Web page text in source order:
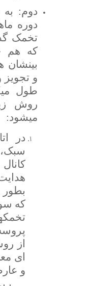
دوم: به
دوره
تخمک
که هم
بینشان
و
طول
روش
میشود:
در
که
از
ای
و